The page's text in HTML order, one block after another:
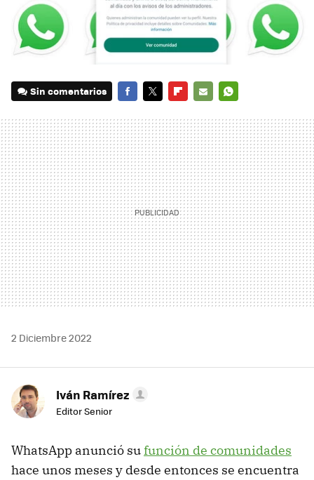
Sin comentarios
MAIL
2 Diciembre 2022
Iván Ramírez
Editor Senior
WhatsApp anunció sufunción de comunidades
hace unos meses y desde entonces se encuentra